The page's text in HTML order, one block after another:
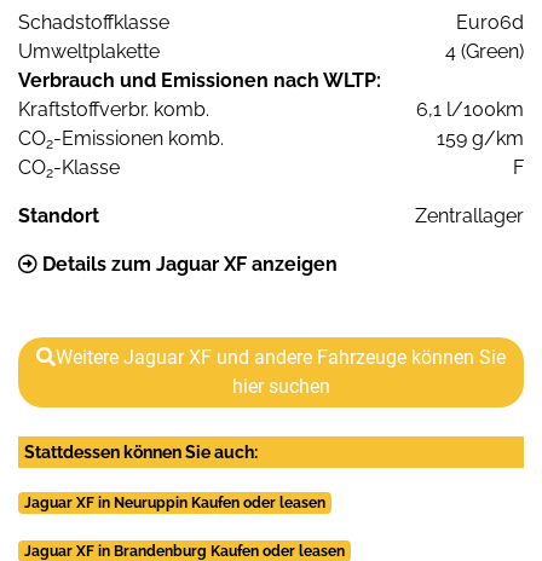
Schadstoffklasse
Euro6d
Umweltplakette
4 (Green)
Verbrauch und Emissionen nach WLTP:
Kraftstoffverbr. komb.
6,1 l/100km
CO2-Emissionen komb.
159 g/km
CO2-Klasse F
Standort Zentrallager
Details zum Jaguar XF anzeigen
Weitere Jaguar XF und andere Fahrzeuge können Sie
hier suchen
Stattdessen können Sie auch:
Jaguar XF in Neuruppin Kaufen oder leasen
Jaguar XF in Brandenburg Kaufen oder leasen